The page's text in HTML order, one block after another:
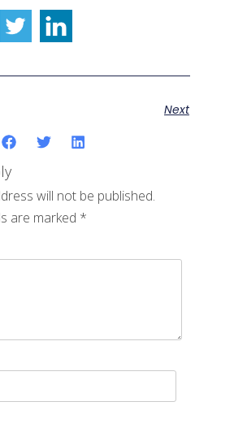
Next
will not be published.
are marked *